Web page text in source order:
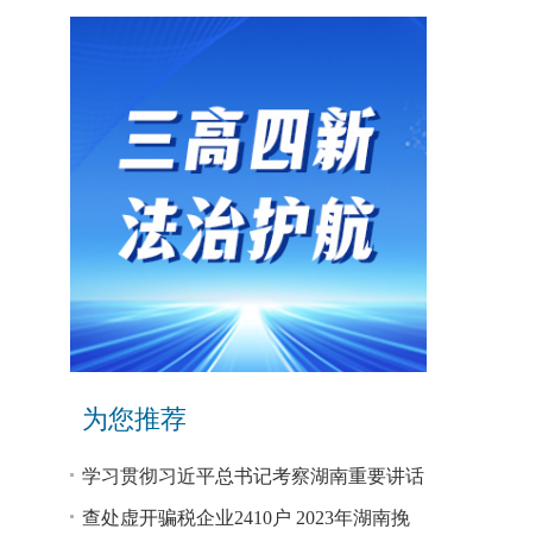
为您推荐
学习贯彻习近平总书记考察湖南重要讲话
和指示精神专题研讨班开班
查处虚开骗税企业2410户 2023年湖南挽